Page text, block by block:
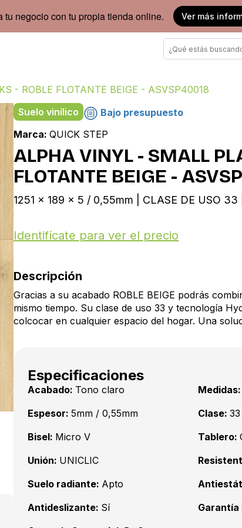
tu negocio con tu propia tienda online. Ver más
- ROBLE FLOTANTE BEIGE - ASVSP40018
Suelo vinílico
Bajo presupuesto
Marca: QUICK STEP
ALPHA VINYL - SMALL
FLOTANTE BEIGE -
1251 x 189 x 5 / 0,55mm | CLASE DE USO
Identifícate para ver el precio
Descripción
Gracias a su acabado ROBLE BEIGE podrás
mismo tiempo. Su clase de uso 33 y tecnología
colcocar en cualquier espacio del hogar. Una
Especificaciones
Acabado: Tono claro Medidas:
Espesor: 5mm / 0,55mm Clase: 33
Bisel: Micro V Tablero:
Unión: UNICLIC
Suelo radiante: Apto
Antideslizante: Sí Garantía